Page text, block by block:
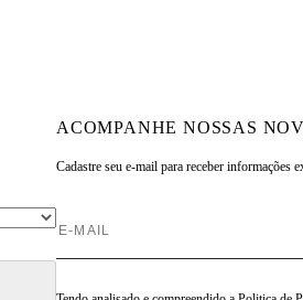
ACOMPANHE NOSSAS
Cadastre seu e-mail para receber informações